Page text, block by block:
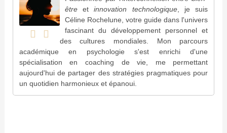
êtreetinnovation technologique, je suis
Céline Rochelune, votre guide dans l'univers
fascinant du développement personnel et
des cultures mondiales. Mon parcours
académique en psychologie s'est enrichi d'une
spécialisation en coaching de vie, me permettant
aujourd'hui de partager des stratégies pragmatiques pour
un quotidien harmonieux et épanoui.